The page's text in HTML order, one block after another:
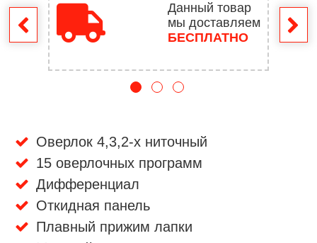
Данный товар
мы доставляем
БЕСПЛАТНО
Оверлок 4,3,2-х ниточный
15 оверлочных программ
Дифференциал
Откидная панель
Плавный прижим лапки